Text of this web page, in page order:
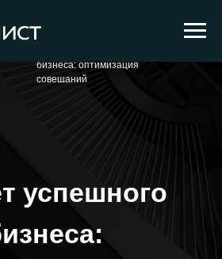
успешного
бизнеса: оптимизация
совещаний